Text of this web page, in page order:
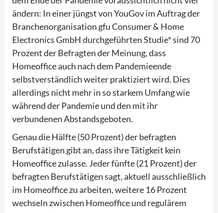
ändern: In einer jüngst von YouGov im Auftrag der
Branchenorganisation gfu Consumer & Home
Electronics GmbH durchgeführten Studie* sind 70
Prozent der Befragten der Meinung, dass
Homeoffice auch nach dem Pandemieende
selbstverständlich weiter praktiziert wird. Dies
allerdings nicht mehr in so starkem Umfang wie
während der Pandemie und den mit ihr
verbundenen Abstandsgeboten.
Genau die Hälfte (50 Prozent) der befragten
Berufstätigen gibt an, dass ihre Tätigkeit kein
Homeoffice zulasse. Jeder fünfte (21 Prozent) der
befragten Berufstätigen sagt, aktuell ausschließlich
im Homeoffice zu arbeiten, weitere 16 Prozent
wechseln zwischen Homeoffice und regulärem